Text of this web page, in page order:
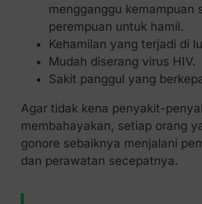
mengganggu kemampuan
perempuan untuk hamil.
Kehamilan yang terjadi di
Mudah diserang virus HIV.
Sakit panggul yang
Agar tidak kena penyakit-
membahayakan, setiap orang
gonore sebaiknya menjalani
dan perawatan secepatnya.